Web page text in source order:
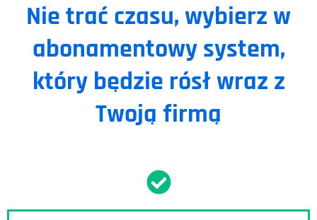
Nie trać czasu, wybierz w
abonamentowy system,
który będzie rósł wraz z
Twoją firmą